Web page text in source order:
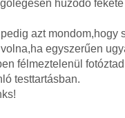
húzódó
azt mondom,hogy
egyszerűen
félmeztelenül
testtartásban.